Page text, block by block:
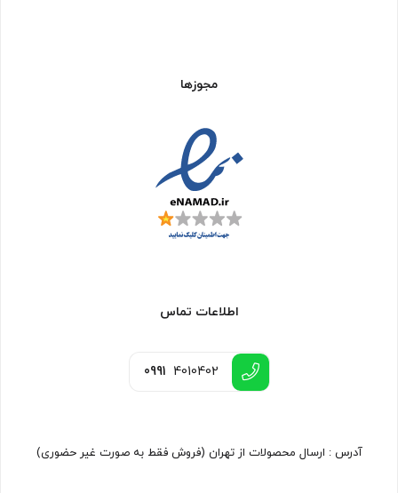
مجوزها
اطلاعات تماس
0991 4010402
آدرس : ارسال محصولات از تهران (فروش فقط به صورت غیر حضوری)